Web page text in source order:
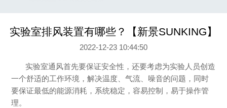
实验室排风装置有哪些？【新景SUNKING】
2022-12-23 10:44:50
实验室通风首先要保证安全性，还要考虑为实验人员创造
一个舒适的工作环境，解决温度、气流、噪音的问题，同时
要保证最低的能源消耗，系统稳定，容易控制，易于操作管
理。